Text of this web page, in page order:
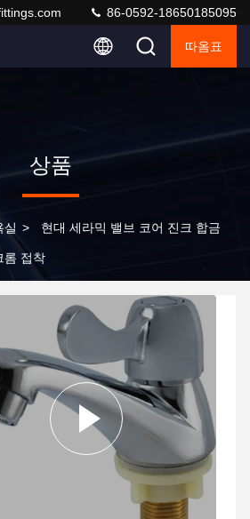
86-0592-18650185095
따옴표
상품
실 > 현대 세라믹 밸브 코어 진크 합금
롬 접착